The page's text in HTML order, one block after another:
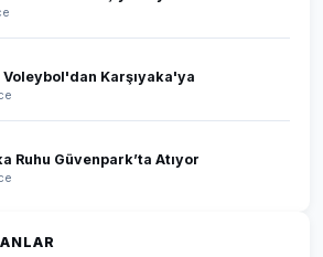
Karşıyaka'ya
Ruhu Güvenpark’ta Atıyor